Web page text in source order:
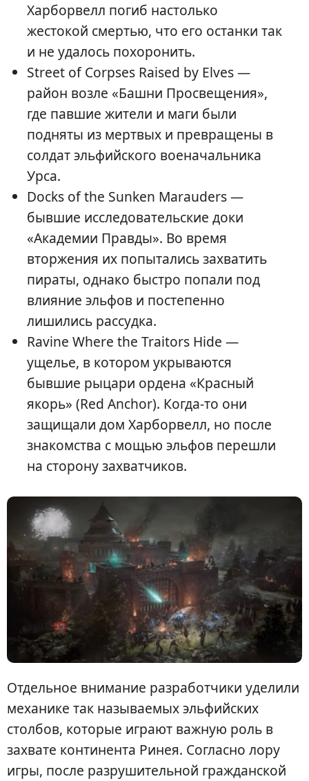
Харборвелл погиб настолько
жестокой смертью, что его останки так
и не удалось похоронить.
Street of Corpses Raised by Elves —
район возле «Башни Просвещения»,
где павшие жители и маги были
подняты из мертвых и превращены в
солдат эльфийского военачальника
Урса.
Docks of the Sunken Marauders —
бывшие исследовательские доки
«Академии Правды». Во время
вторжения их попытались захватить
пираты, однако быстро попали под
влияние эльфов и постепенно
лишились рассудка.
Ravine Where the Traitors Hide —
ущелье, в котором укрываются
бывшие рыцари ордена «Красный
якорь» (Red Anchor). Когда-то они
защищали дом Харборвелл, но после
знакомства с мощью эльфов перешли
на сторону захватчиков.
Отдельное внимание разработчики уделили
механике так называемых эльфийских
столбов, которые играют важную роль в
захвате континента Ринея. Согласно лору
игры, после разрушительной гражданской